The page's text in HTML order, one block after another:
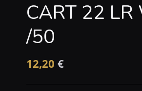
CART 22
/50
12,20 €